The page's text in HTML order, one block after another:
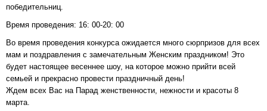
победительниц.
Время проведения: 16: 00-20: 00
Во время проведения конкурса ожидается много сюрпризов для всех
мам и поздравления с замечательным Женским праздником! Это
будет настоящее весеннее шоу, на которое можно прийти всей
семьей и прекрасно провести праздничный день!
Ждем всех Вас на Парад женственности, нежности и красоты 8
марта.